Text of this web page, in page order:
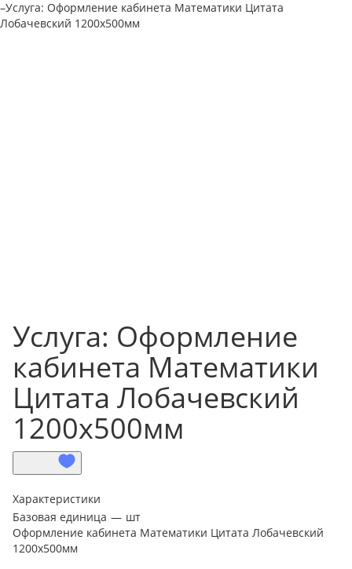
–Услуга: Оформление кабинета Математики Цитата
Лобачевский 1200х500мм
Услуга: Оформление
кабинета Математики
Цитата Лобачевский
1200х500мм
Характеристики
Базовая единица — шт
Оформление кабинета Математики Цитата Лобачевский
1200х500мм